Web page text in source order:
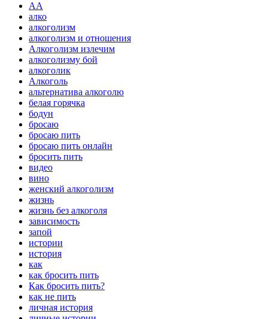
АА
алко
алкоголизм
алкоголизм и отношения
Алкоголизм излечим
алкоголизму бой
алкоголик
Алкоголь
альтернатива алкоголю
белая горячка
бодун
бросаю
бросаю пить
бросаю пить онлайн
бросить пить
видео
вино
женский алкоголизм
жизнь
жизнь без алкоголя
зависимость
запой
истории
история
как
как бросить пить
Как бросить пить?
как не пить
личная история